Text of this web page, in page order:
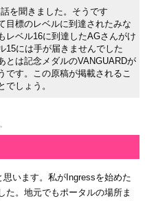
を聞きました。そうです
標のレベルに到達されたみな
レベル16に到達したAGさんがけ
15には手が届きませんでした
とは記念メダルのVANGUARDが
です。この原稿が掲載されるこ
しょう。
います。私がIngressを始めた
た。地元でもポータルの場所ま